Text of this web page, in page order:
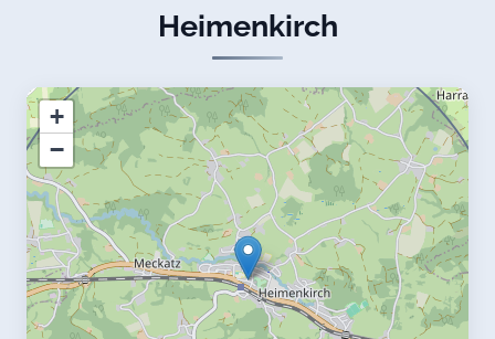
Heimenkirch
+
−